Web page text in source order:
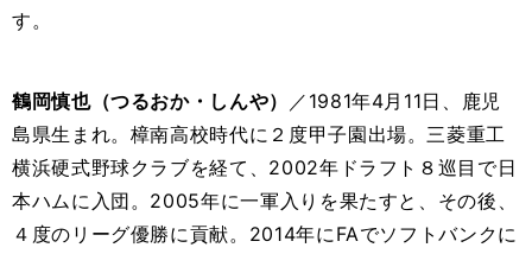
す。
鶴岡慎也（つるおか・しんや）
／1981年4月11日、鹿児
島県生まれ。樟南高校時代に２度甲子園出場。三菱重工
横浜硬式野球クラブを経て、2002年ドラフト８巡目で日
本ハムに入団。2005年に一軍入りを果たすと、その後、
４度のリーグ優勝に貢献。2014年にFAでソフトバンクに